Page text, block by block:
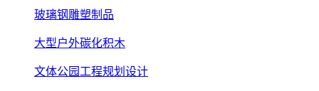
玻璃钢雕塑制品
大型户外碳化积木
文体公园工程规划设计